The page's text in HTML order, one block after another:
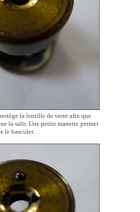
la lentille de verre afin que
la salir. Une petite manette permet
le basculer…